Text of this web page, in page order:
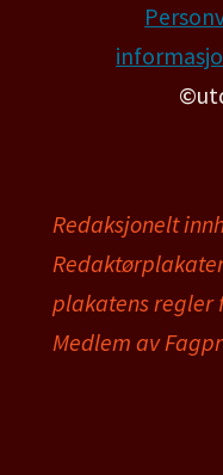
Redaksjonelt
plakatens regler
Medlem av